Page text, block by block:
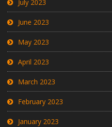
July 2023
June 2023
May 2023
April 2023
March 2023
February 2023
January 2023